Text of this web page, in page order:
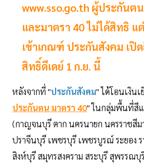
www.sso.go.th ผู้ประกันต
และมาตรา 40 ไม่ได้สิทธิ
เข้าเกณฑ์ ประกันสังคม เปิ
สิทธิ์ดีเดย์ 1 ก.ย. นี้
หลังจากที่ "ประกันสังคม" ได้โอนเงินเ
ประกันตน มาตรา 40" ในกลุ่มพื้นที่สีแ
(กาญจนบุรี ตาก นครนายก นครราชสี
ปราจีนบุรี เพชรบุรี เพชรบูรณ์ ระยอง
สิงห์บุรี สมุทรสงคราม สระบุรี สุพรรณบุ